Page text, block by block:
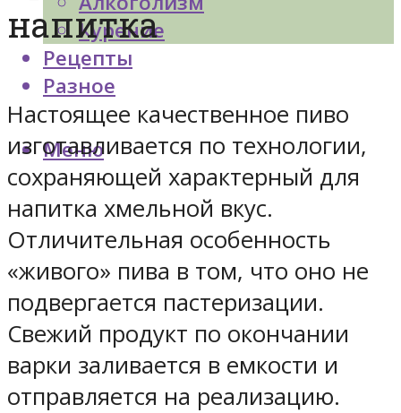
Курение
Рецепты
Разное
Меню
напитка
Настоящее качественное пиво
изготавливается по технологии,
сохраняющей характерный для
напитка хмельной вкус.
Отличительная особенность
«живого» пива в том, что оно не
подвергается пастеризации.
Свежий продукт по окончании
варки заливается в емкости и
отправляется на реализацию.